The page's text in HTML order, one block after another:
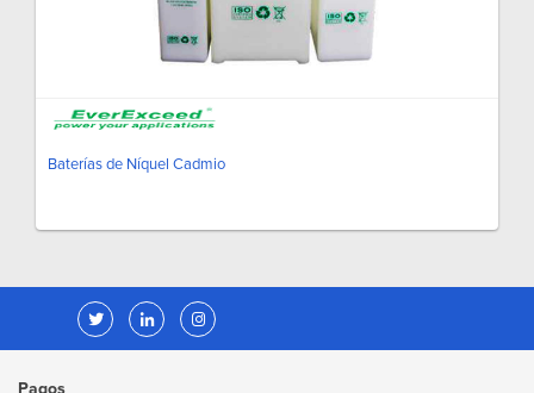
Baterías de Níquel Cadmio